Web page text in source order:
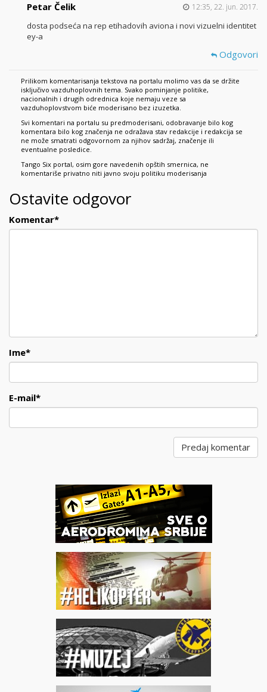
Petar Čelik 12:35, 22. jun. 2017.
dosta podseća na rep etihadovih aviona i novi vizuelni identitet
ey-a
Odgovori
Prilikom komentarisanja tekstova na portalu molimo vas da se držite
isključivo vazduhoplovnih tema. Svako pominjanje politike,
nacionalnih i drugih odrednica koje nemaju veze sa
vazduhoplovstvom biće moderisano bez izuzetka.
Svi komentari na portalu su predmoderisani, odobravanje bilo kog
komentara bilo kog značenja ne odražava stav redakcije i redakcija se
ne može smatrati odgovornom za njihov sadržaj, značenje ili
eventualne posledice.
Tango Six portal, osim gore navedenih opštih smernica, ne
komentariše privatno niti javno svoju politiku moderisanja
Ostavite odgovor
Komentar*
Ime*
E-mail*